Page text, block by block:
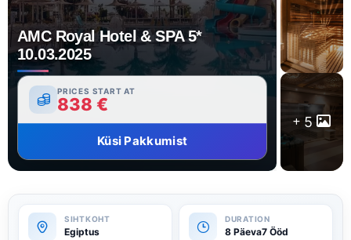
AMC Royal Hotel & SPA 5*
10.03.2025
PRICES START AT
838 €
Küsi Pakkumist
5
Egiptus 8 Päeva7 Ööd